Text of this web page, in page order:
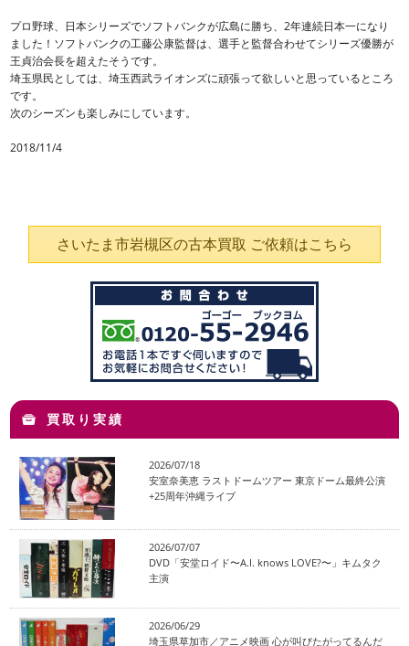
プロ野球、日本シリーズでソフトバンクが広島に勝ち、2年連続日本一になり
ました！ソフトバンクの工藤公康監督は、選手と監督合わせてシリーズ優勝が
王貞治会長を超えたそうです。
埼玉県民としては、埼玉西武ライオンズに頑張って欲しいと思っているところ
です。
次のシーズンも楽しみにしています。
2018/11/4
さいたま市岩槻区の古本買取 ご依頼はこちら
買取り実績
2026/07/18
安室奈美恵 ラストドームツアー 東京ドーム最終公演
+25周年沖縄ライブ
2026/07/07
DVD「安堂ロイド〜A.I. knows LOVE?〜」キムタク
主演
2026/06/29
埼玉県草加市／アニメ映画 心が叫びたがってるんだ